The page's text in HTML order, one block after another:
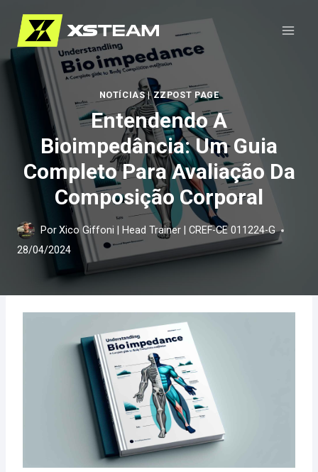
Pular
para
o
Conteúdo
NOTÍCIAS|ZZPOST PAGE
Entendendo A
Bioimpedância: Um Guia
Completo Para Avaliação Da
Composição Corporal
PorXico Giffoni | Head Trainer | CREF-CE 011224-G
28/04/2024